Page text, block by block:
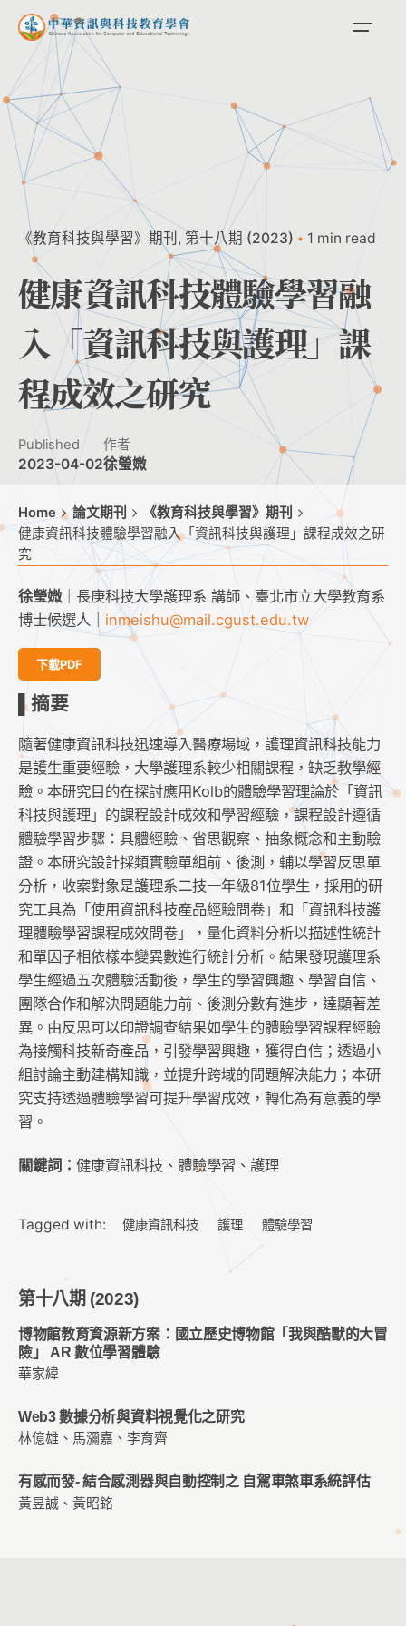
Skip
content
《教育科技與學習》期刊 第十八期 (2023) 1 min read
健康資訊科技體驗學習融
入「資訊科技與護理」課
程成效之研究
Published
2023-04-02
作者
徐瑩媺
Home 論文期刊
《教育科技與學習》期刊
健康資訊科技體驗學習融入「資訊科技與護理」課程成效之研
究
徐瑩媺｜長庚科技大學護理系 講師、臺北市立大學教育系
博士候選人｜ inmeishu@mail.cgust.edu.tw
下載PDF
▌摘要
隨著健康資訊科技迅速導入醫療場域，護理資訊科技能力
是護生重要經驗，大學護理系較少相關課程，缺乏教學經
驗。本研究目的在探討應用Kolb的體驗學習理論於「資訊
科技與護理」的課程設計成效和學習經驗，課程設計遵循
體驗學習步驟：具體經驗、省思觀察、抽象概念和主動驗
證。本研究設計採類實驗單組前、後測，輔以學習反思單
分析，收案對象是護理系二技一年級81位學生，採用的研
究工具為「使用資訊科技產品經驗問卷」和「資訊科技護
理體驗學習課程成效問卷」，量化資料分析以描述性統計
和單因子相依樣本變異數進行統計分析。結果發現護理系
學生經過五次體驗活動後，學生的學習興趣、學習自信、
團隊合作和解決問題能力前、後測分數有進步，達顯著差
異。由反思可以印證調查結果如學生的體驗學習課程經驗
為接觸科技新奇產品，引發學習興趣，獲得自信；透過小
組討論主動建構知識，並提升跨域的問題解決能力；本研
究支持透過體驗學習可提升學習成效，轉化為有意義的學
習。
關鍵詞： 健康資訊科技、體驗學習、護理
Tagged with: 健康資訊科技 護理 體驗學習
第十八期 (2023)
博物館教育資源新方案：國立歷史博物館「我與酷獸的大冒
險」 AR 數位學習體驗
華家緯
Web3 數據分析與資料視覺化之研究
林億雄、馬瀰嘉、李育齊
有感而發- 結合感測器與自動控制之 自駕車煞車系統評估
黃昱誠、黃昭銘